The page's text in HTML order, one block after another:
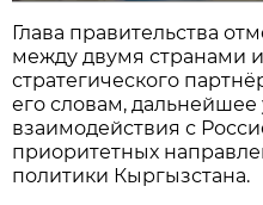
Глава правительства
между двумя странами
стратегического
его словам,
взаимодействия с
приоритетных
политики Кыргызстана.